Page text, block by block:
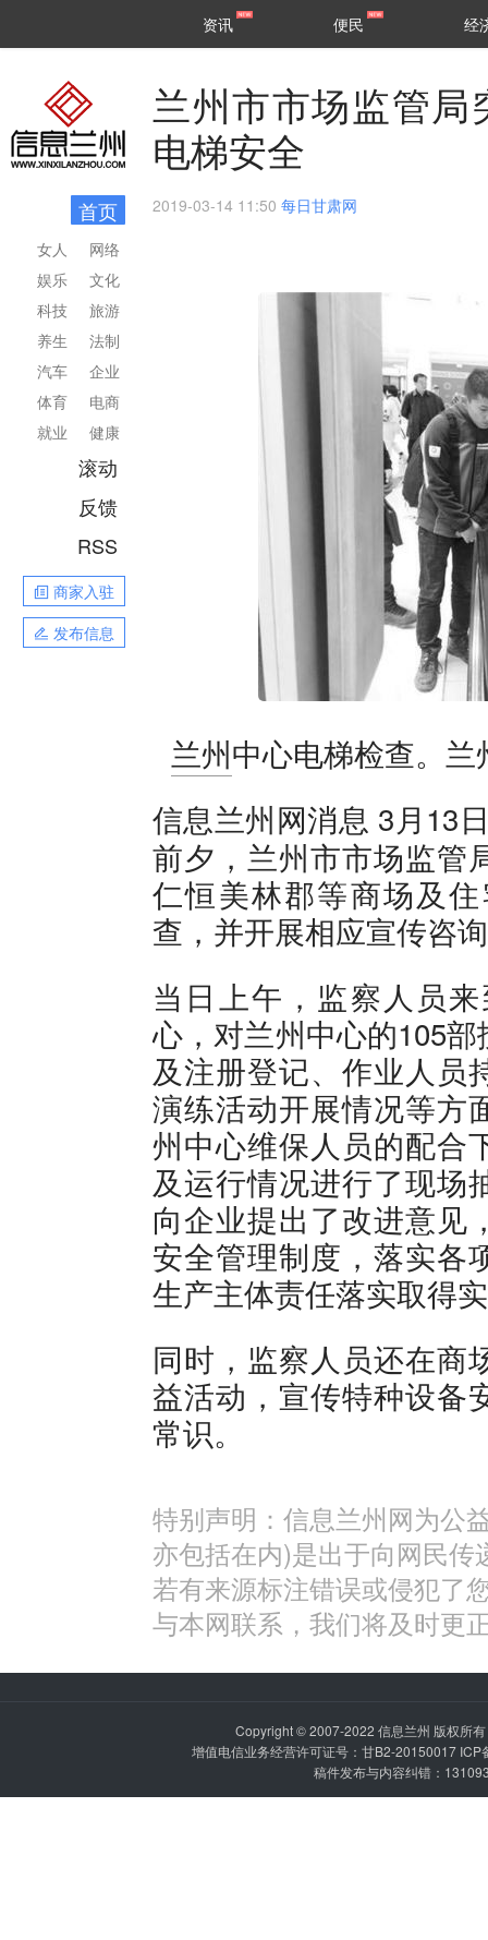
区县
资讯 便民 经
首页
网络
文化
旅游
法制
企业
电商
健康
女人
娱乐
科技
养生
汽车
体育
就业
滚动
反馈
RSS
商家入驻
发布信息
兰州市市场监管
电梯安全
2019-03-14 11:50 每日甘肃网
兰州中心电梯检查。
信息兰州网消息 3月13
前夕，兰州市市场监管
仁恒美林郡等商场及
查，并开展相应宣传咨
当日上午，监察人员
心，对兰州中心的105
及注册登记、作业人员
演练活动开展情况等方
州中心维保人员的配合
及运行情况进行了现场
向企业提出了改进意见
安全管理制度，落实各
生产主体责任落实取得
同时，监察人员还在商
益活动，宣传特种设备
常识。
特别声明：信息兰州网为公
亦包括在内)是出于向网民
若有来源标注错误或侵犯了
与本网联系，我们将及时更
Copyright © 2007-2022 信息兰州 版权所
增值电信业务经营许可证号：甘B2-20150017 ICP
稿件发布与内容纠错：